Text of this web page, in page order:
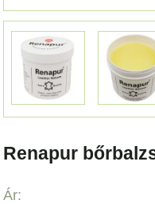
Renapur
Ár: